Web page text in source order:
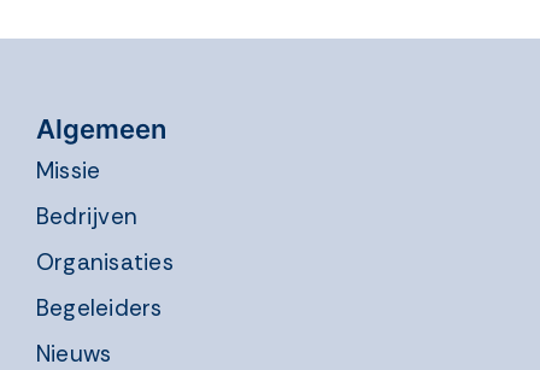
Algemeen
Missie
Bedrijven
Organisaties
Begeleiders
Nieuws